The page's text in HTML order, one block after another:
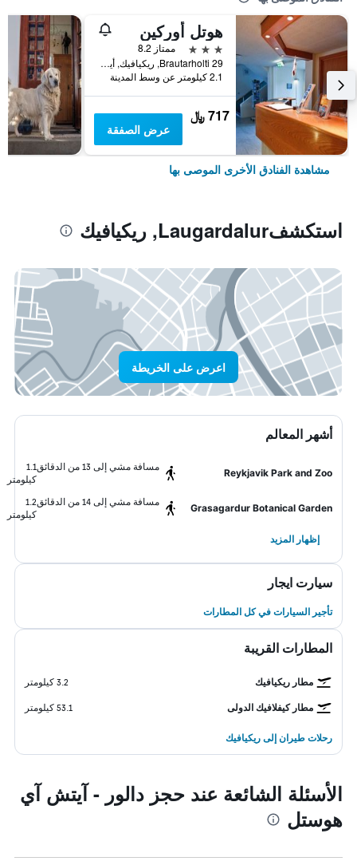
هوتل أوركين
3 نجوم
ممتاز 8.2
Brautarholti 29, ريكيافيك, أيسلندا
2.1 كيلومتر عن وسط المدينة
717 ﷼
عرض الصفقة
مشاهدة الفنادق الأخرى الموصى بها
استكشفLaugardalur, ريكيافيك
اعرض على الخريطة
أشهر المعالم
Reykjavik Park and Zoo
مسافة مشي إلى 13 من الدقائق
1.1
كيلومتر
Grasagardur Botanical Garden
مسافة مشي إلى 14 من الدقائق
1.2
كيلومتر
إظهار المزيد
سيارت ايجار
تأجير السيارات في كل المطارات
المطارات القريبة
مطار ريكيافيك 3.2 كيلومتر
مطار كيفلافيك الدولى 53.1 كيلومتر
رحلات طيران إلى ريكيافيك
الأسئلة الشائعة عند حجز دالور - آيتش آي
هوستل